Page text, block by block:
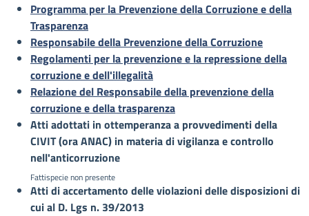
Programma per la Prevenzione della Corruzione e della
Trasparenza
Responsabile della Prevenzione della Corruzione
Regolamenti per la prevenzione e la repressione della
corruzione e dell'illegalità
Relazione del Responsabile della prevenzione della
corruzione e della trasparenza
Atti adottati in ottemperanza a provvedimenti della
CIVIT (ora ANAC) in materia di vigilanza e controllo
nell'anticorruzione
Fattispecie non presente
Atti di accertamento delle violazioni delle disposizioni di
cui al D. Lgs n. 39/2013